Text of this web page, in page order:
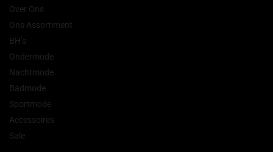
Over Ons
Ons Assortiment
BH’s
Ondermode
Nachtmode
Badmode
Sportmode
Accessoires
Sale